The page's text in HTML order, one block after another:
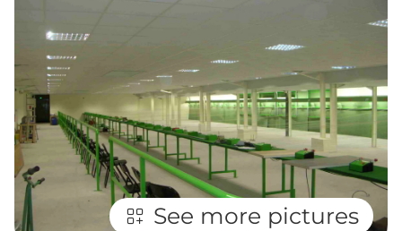
See more pictures